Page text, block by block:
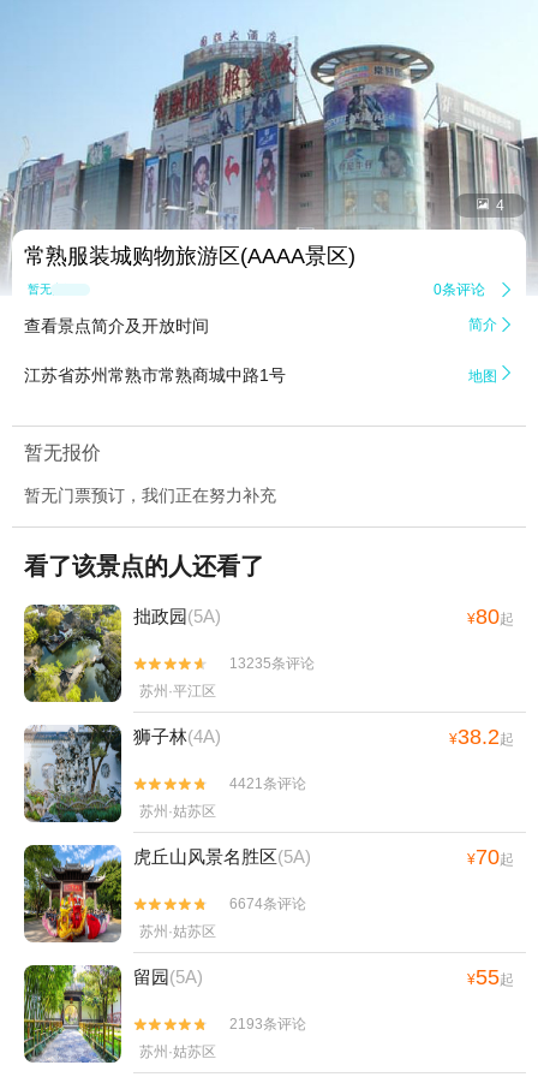
 4
常熟服装城购物旅游区(AAAA景区)
暂无点评 0条评论 
查看景点简介及开放时间 简介 
江苏省苏州常熟市常熟商城中路1号 地图 
暂无报价
暂无门票预订，我们正在努力补充
看了该景点的人还看了
拙政园(5A) ¥80起


13235条评论
苏州·平江区
狮子林(4A) ¥38.2起


4421条评论
苏州·姑苏区
虎丘山风景名胜区(5A) ¥70起


6674条评论
苏州·姑苏区
留园(5A) ¥55起


2193条评论
苏州·姑苏区